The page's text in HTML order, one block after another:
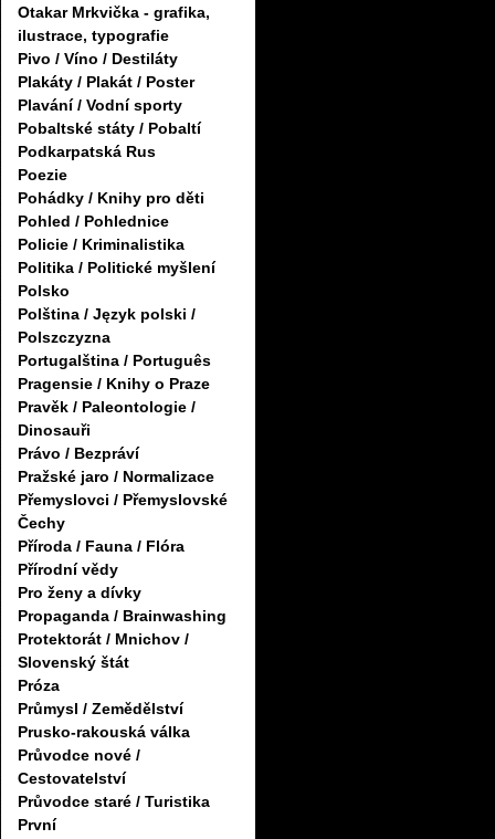
Otakar Mrkvička - grafika,
ilustrace, typografie
Pivo / Víno / Destiláty
Plakáty / Plakát / Poster
Plavání / Vodní sporty
Pobaltské státy / Pobaltí
Podkarpatská Rus
Poezie
Pohádky / Knihy pro děti
Pohled / Pohlednice
Policie / Kriminalistika
Politika / Politické myšlení
Polsko
Polština / Język polski /
Polszczyzna
Portugalština / Português
Pragensie / Knihy o Praze
Pravěk / Paleontologie /
Dinosauři
Právo / Bezpráví
Pražské jaro / Normalizace
Přemyslovci / Přemyslovské
Čechy
Příroda / Fauna / Flóra
Přírodní vědy
Pro ženy a dívky
Propaganda / Brainwashing
Protektorát / Mnichov /
Slovenský štát
Próza
Průmysl / Zemědělství
Prusko-rakouská válka
Průvodce nové /
Cestovatelství
Průvodce staré / Turistika
První